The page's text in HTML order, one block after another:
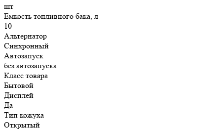
шт
Емкость топливного бака, л
10
Альтернатор
Синхронный
Автозапуск
без автозапуска
Класс товара
Бытовой
Дисплей
Да
Тип кожуха
Открытый